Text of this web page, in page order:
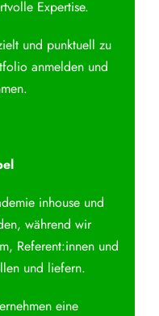
Expertise.
und punktuell zu
anmelden und
inhouse und
während wir
Referent:innen und
und liefern.
eine